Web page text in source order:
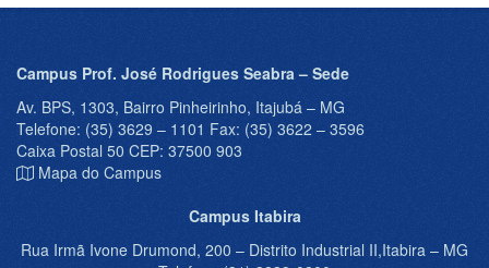
Campus Prof. José Rodrigues Seabra – Sede
Av. BPS, 1303, Bairro Pinheirinho, Itajubá – MG
Telefone: (35) 3629 – 1101 Fax: (35) 3622 – 3596
Caixa Postal 50 CEP: 37500 903
Mapa do Campus
Campus Itabira
Rua Irmã Ivone Drumond, 200 – Distrito Industrial II,Itabira – MG